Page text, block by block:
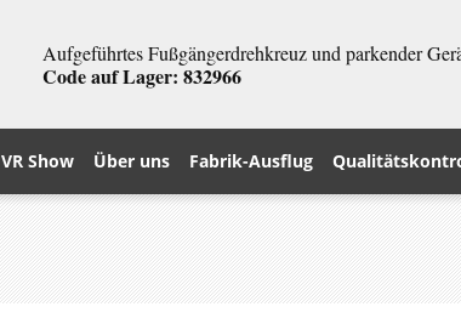
Aufgeführtes Fußgängerdrehkreuz und parkender
Code auf Lager: 832966
VR Show Über uns Fabrik-Ausflug